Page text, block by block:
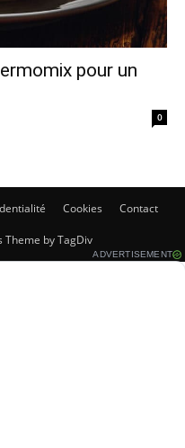
pour un
0
Cookies Contact
by TagDiv
ADVERTISEMENT